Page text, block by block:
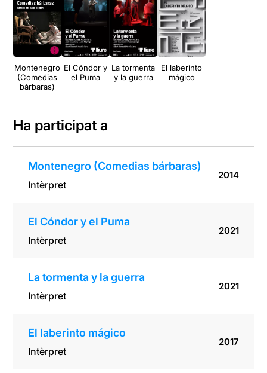
Montenegro
(Comedias
bárbaras)
El Cóndor y
el Puma
La tormenta
y la guerra
El laberinto
mágico
Ha participat a
Montenegro (Comedias bárbaras)
Intèrpret
2014
El Cóndor y el Puma
Intèrpret
2021
La tormenta y la guerra
Intèrpret
2021
El laberinto mágico
Intèrpret
2017